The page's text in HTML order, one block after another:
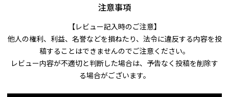
注意事項
【レビュー記入時のご注意】
他人の権利、利益、名誉などを損ねたり、法令に違反する内容を投
稿することはできませんのでご注意ください。
レビュー内容が不適切と判断した場合は、予告なく投稿を削除す
る場合がございます。